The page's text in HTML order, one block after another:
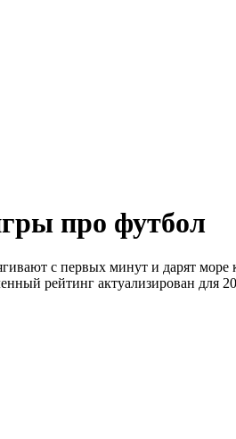
про футбол
с первых минут и дарят
рейтинг актуализирован для